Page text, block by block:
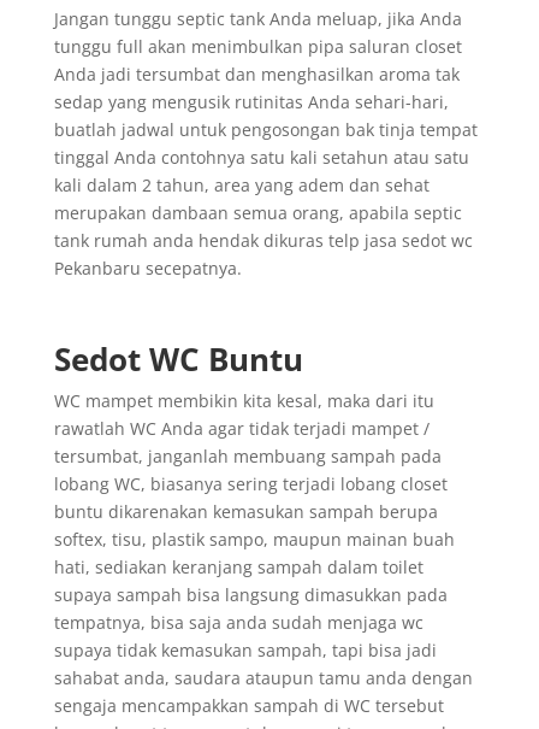
Jangan tunggu septic tank Anda meluap, jika Anda
tunggu full akan menimbulkan pipa saluran closet
Anda jadi tersumbat dan menghasilkan aroma tak
sedap yang mengusik rutinitas Anda sehari-hari,
buatlah jadwal untuk pengosongan bak tinja tempat
tinggal Anda contohnya satu kali setahun atau satu
kali dalam 2 tahun, area yang adem dan sehat
merupakan dambaan semua orang, apabila septic
tank rumah anda hendak dikuras telp jasa sedot wc
Pekanbaru secepatnya.
Sedot WC Buntu
WC mampet membikin kita kesal, maka dari itu
rawatlah WC Anda agar tidak terjadi mampet /
tersumbat, janganlah membuang sampah pada
lobang WC, biasanya sering terjadi lobang closet
buntu dikarenakan kemasukan sampah berupa
softex, tisu, plastik sampo, maupun mainan buah
hati, sediakan keranjang sampah dalam toilet
supaya sampah bisa langsung dimasukkan pada
tempatnya, bisa saja anda sudah menjaga wc
supaya tidak kemasukan sampah, tapi bisa jadi
sahabat anda, saudara ataupun tamu anda dengan
sengaja mencampakkan sampah di WC tersebut